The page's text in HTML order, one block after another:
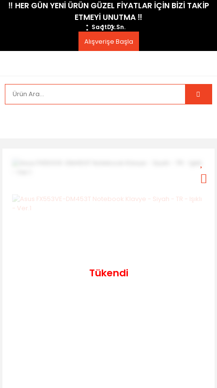
​‼️​ HER GÜN YENİ ÜRÜN GÜZEL FİYATLAR İÇİN BİZİ TAKİP
ETMEYİ UNUTMA ​‼️​
SaatDk.Sn.
Alışverişe Başla
Tükendi